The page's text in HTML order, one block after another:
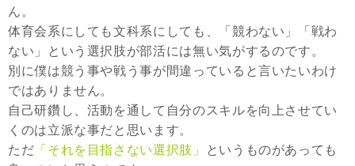
ん。
体育会系にしても文科系にしても、「競わない」「戦わ
ない」という選択肢が部活には無い気がするのです。
別に僕は競う事や戦う事が間違っていると言いたいわけ
ではありません。
自己研鑽し、活動を通して自分のスキルを向上させてい
くのは立派な事だと思います。
ただ 「それを目指さない選択肢」
というものがあっても